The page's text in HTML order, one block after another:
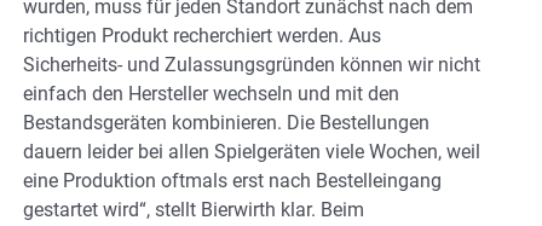
wurden, muss für jeden Standort zunächst nach dem
richtigen Produkt recherchiert werden. Aus
Sicherheits- und Zulassungsgründen können wir nicht
einfach den Hersteller wechseln und mit den
Bestandsgeräten kombinieren. Die Bestellungen
dauern leider bei allen Spielgeräten viele Wochen, weil
eine Produktion oftmals erst nach Bestelleingang
gestartet wird“, stellt Bierwirth klar. Beim